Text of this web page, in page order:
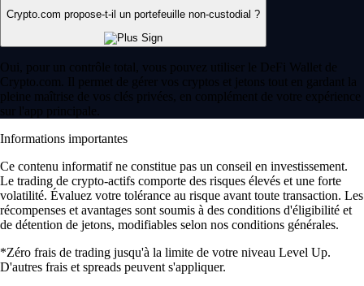
Crypto.com propose-t-il un portefeuille non-custodial ?
Oui, pour un contrôle total, vous pouvez utiliser le DeFi Wallet de
Crypto.com. Il permet de gérer vos cryptos et jetons tout en gardant la
pleine maîtrise de vos clés privées, en complément de votre expérience
sur l'app principale.
Informations importantes
Ce contenu informatif ne constitue pas un conseil en investissement.
Le trading de crypto-actifs comporte des risques élevés et une forte
volatilité. Évaluez votre tolérance au risque avant toute transaction. Les
récompenses et avantages sont soumis à des conditions d'éligibilité et
de détention de jetons, modifiables selon nos conditions générales.
*Zéro frais de trading jusqu'à la limite de votre niveau Level Up.
D'autres frais et spreads peuvent s'appliquer.